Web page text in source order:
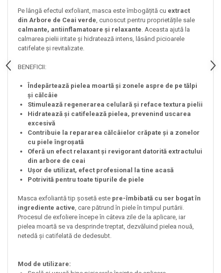
Pe lângă efectul exfoliant, masca este îmbogățită cu extract
din Arbore de Ceai verde, cunoscut pentru proprietățile sale
calmante, antiinflamatoare și relaxante. Aceasta ajută la
calmarea pielii iritate și hidratează intens, lăsând picioarele
catifelate și revitalizate.
BENEFICII:
Îndepărtează pielea moartă și zonele aspre de pe tălpi
și călcâie
Stimulează regenerarea celulară și reface textura pielii
Hidratează și catifelează pielea, prevenind uscarea
excesivă
Contribuie la repararea călcâielor crăpate și a zonelor
cu piele îngroșată
Oferă un efect relaxant și revigorant datorită extractului
din arbore de ceai
Ușor de utilizat, efect profesional la tine acasă
Potrivită pentru toate tipurile de piele
Masca exfoliantă tip șosetă este pre-îmbibată cu ser bogat în
ingrediente active, care pătrund în piele în timpul purtării.
Procesul de exfoliere începe în câteva zile de la aplicare, iar
pielea moartă se va desprinde treptat, dezvăluind pielea nouă,
netedă și catifelată de dedesubt.
Mod de utilizare: